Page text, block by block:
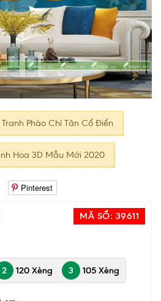
Tranh Phào Chỉ Tân Cổ Điển
Hoa 3D Mẫu Mới 2020
Pinterest
MÃ SỐ: 39611
2 120 Xèng 3 105 Xèng